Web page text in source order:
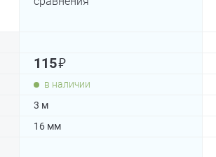
115₽
в наличии
3 м
16 мм